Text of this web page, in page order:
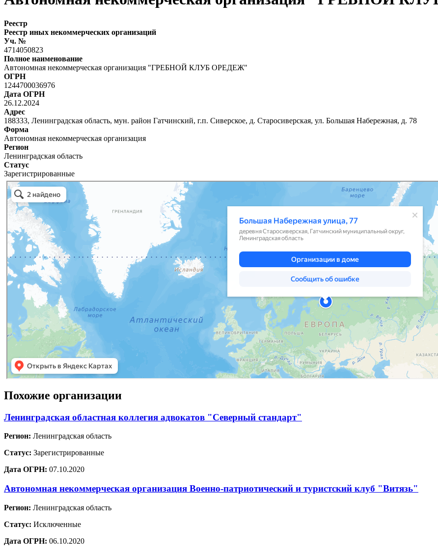
Реестр
Реестр иных некоммерческих организаций
Уч. №
4714050823
Полное наименование
Автономная некоммерческая организация "ГРЕБНОЙ КЛУБ ОРЕДЕЖ"
ОГРН
1244700036976
Дата ОГРН
26.12.2024
Адрес
188333, Ленинградская область, мун. район Гатчинский, г.п. Сиверское, д. Старосиверская, ул. Большая Набережная, д. 78
Форма
Автономная некоммерческая организация
Регион
Ленинградская область
Статус
Зарегистрированные
Похожие организации
Ленинградская областная коллегия адвокатов "Северный стандарт"
Регион: Ленинградская область
Статус: Зарегистрированные
Дата ОГРН: 07.10.2020
Автономная некоммерческая организация Военно-патриотический и туристский клуб "Витязь"
Регион: Ленинградская область
Статус: Исключенные
Дата ОГРН: 06.10.2020